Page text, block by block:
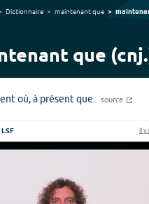
Dictionnaire maintenant que
que
où, à présent que. source
Il y